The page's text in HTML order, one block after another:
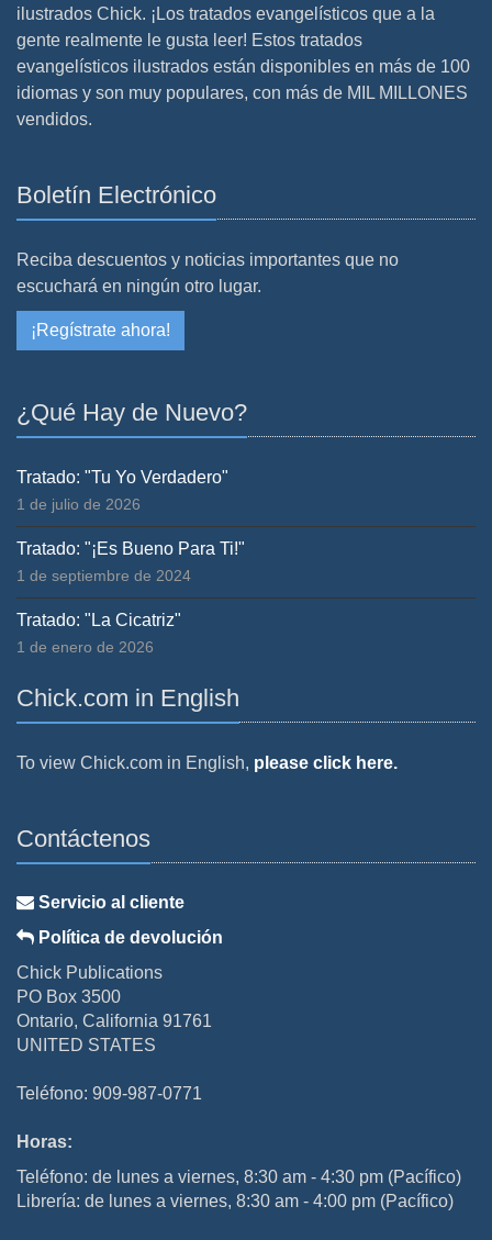
ilustrados Chick. ¡Los tratados evangelísticos que a la
gente realmente le gusta leer! Estos tratados
evangelísticos ilustrados están disponibles en más de 100
idiomas y son muy populares, con más de MIL MILLONES
vendidos.
Boletín Electrónico
Reciba descuentos y noticias importantes que no
escuchará en ningún otro lugar.
¡Regístrate ahora!
¿Qué Hay de Nuevo?
Tratado: "Tu Yo Verdadero"
1 de julio de 2026
Tratado: "¡Es Bueno Para Ti!"
1 de septiembre de 2024
Tratado: "La Cicatriz"
1 de enero de 2026
Chick.com in English
To view Chick.com in English, please click here.
Contáctenos
Servicio al cliente
Política de devolución
Chick Publications
PO Box 3500
Ontario, California 91761
UNITED STATES
Teléfono: 909-987-0771
Horas:
Teléfono: de lunes a viernes, 8:30 am - 4:30 pm (Pacífico)
Librería: de lunes a viernes, 8:30 am - 4:00 pm (Pacífico)